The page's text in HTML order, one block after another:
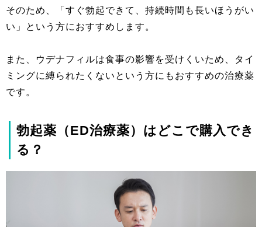
そのため、「すぐ勃起できて、持続時間も長いほうがい
い」という方におすすめします。
また、ウデナフィルは食事の影響を受けくいため、タイ
ミングに縛られたくないという方にもおすすめの治療薬
です。
勃起薬（ED治療薬）はどこで購入でき
る？